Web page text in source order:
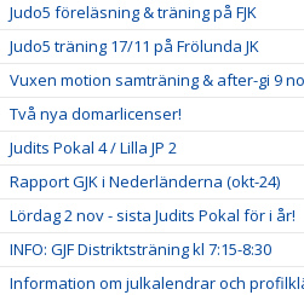
Judo5 föreläsning & träning på FJK
Judo5 träning 17/11 på Frölunda JK
Vuxen motion samträning & after-gi 9
Två nya domarlicenser!
Judits Pokal 4 / Lilla JP 2
Rapport GJK i Nederländerna (okt-24)
Lördag 2 nov - sista Judits Pokal för i år!
INFO: GJF Distriktsträning kl 7:15-8:30
Information om julkalendrar och